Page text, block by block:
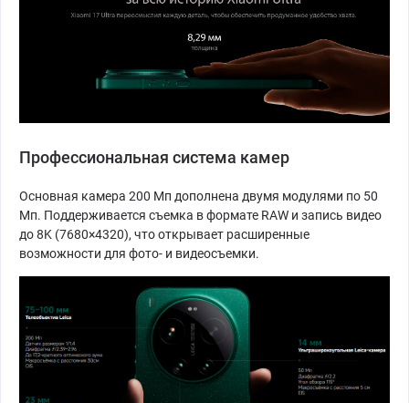
Профессиональная система камер
Основная камера 200 Мп дополнена двумя модулями по 50
Мп. Поддерживается съемка в формате RAW и запись видео
до 8K (7680×4320), что открывает расширенные
возможности для фото- и видеосъемки.